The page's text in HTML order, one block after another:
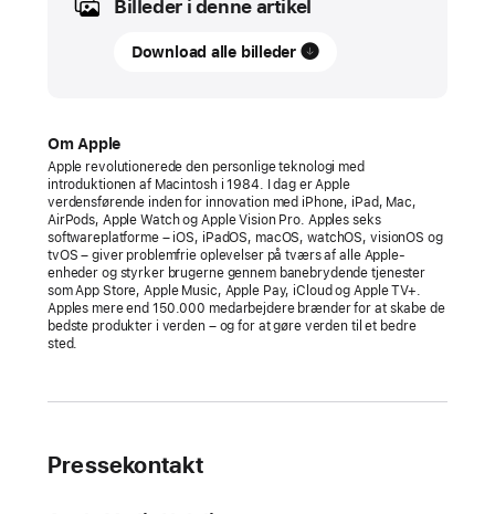
præsenterer
App Store Awards
2024
Apple
anerkender
årets
bedste
apps
fra
talentfulde
Billeder i denne artikel
Download alle billeder
Om Apple
Apple revolutionerede den personlige teknologi med
introduktionen af Macintosh i 1984. I dag er Apple
verdensførende inden for innovation med iPhone, iPad, Mac,
AirPods, Apple Watch og Apple Vision Pro. Apples seks
softwareplatforme – iOS, iPadOS, macOS, watchOS, visionOS og
tvOS – giver problemfrie oplevelser på tværs af alle Apple-
enheder og styrker brugerne gennem banebrydende tjenester
som App Store, Apple Music, Apple Pay, iCloud og Apple TV+.
Apples mere end 150.000 medarbejdere brænder for at skabe de
bedste produkter i verden – og for at gøre verden til et bedre
sted.
Pressekontakt